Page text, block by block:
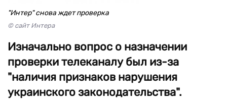
"Интер" снова ждет проверка
© сайт Интера
Изначально вопрос о назначении
проверки телеканалу был из-за
"наличия признаков нарушения
украинского законодательства".